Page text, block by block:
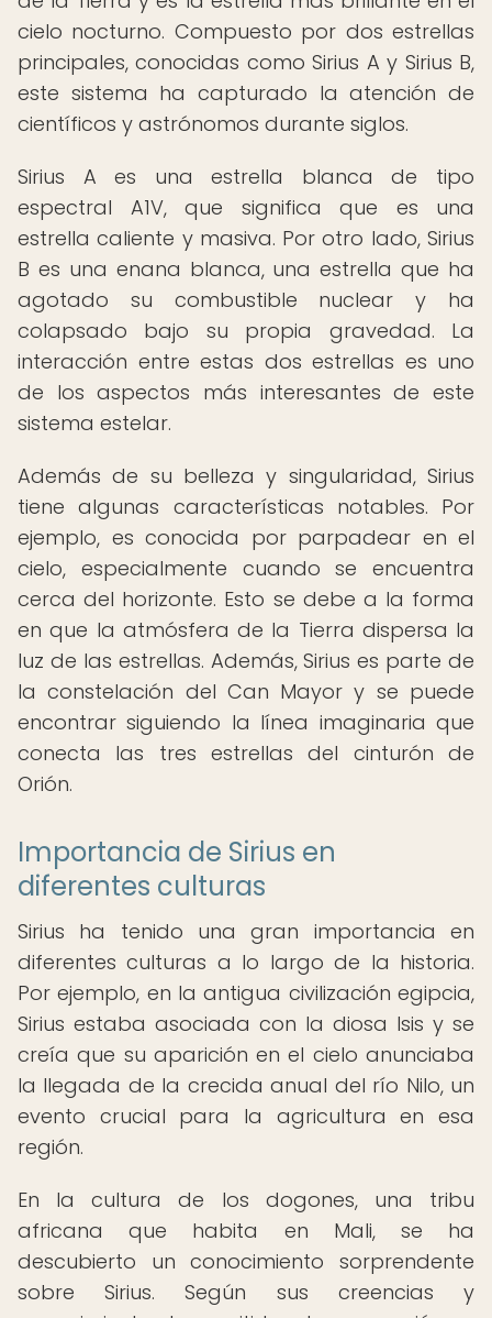
cielo nocturno. Compuesto por dos estrellas
principales, conocidas como Sirius A y Sirius B,
este sistema ha capturado la atención de
científicos y astrónomos durante siglos.
Sirius A es una estrella blanca de tipo
espectral A1V, que significa que es una
estrella caliente y masiva. Por otro lado, Sirius
B es una enana blanca, una estrella que ha
agotado su combustible nuclear y ha
colapsado bajo su propia gravedad. La
interacción entre estas dos estrellas es uno
de los aspectos más interesantes de este
sistema estelar.
Además de su belleza y singularidad, Sirius
tiene algunas características notables. Por
ejemplo, es conocida por parpadear en el
cielo, especialmente cuando se encuentra
cerca del horizonte. Esto se debe a la forma
en que la atmósfera de la Tierra dispersa la
luz de las estrellas. Además, Sirius es parte de
la constelación del Can Mayor y se puede
encontrar siguiendo la línea imaginaria que
conecta las tres estrellas del cinturón de
Orión.
Importancia de Sirius en
diferentes culturas
Sirius ha tenido una gran importancia en
diferentes culturas a lo largo de la historia.
Por ejemplo, en la antigua civilización egipcia,
Sirius estaba asociada con la diosa Isis y se
creía que su aparición en el cielo anunciaba
la llegada de la crecida anual del río Nilo, un
evento crucial para la agricultura en esa
región.
En la cultura de los dogones, una tribu
africana que habita en Mali, se ha
descubierto un conocimiento sorprendente
sobre Sirius. Según sus creencias y